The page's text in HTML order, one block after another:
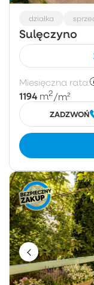
działka
Sulęczyno
Miesięczna rata:
1194 m2/m²
ZADZWOŃ